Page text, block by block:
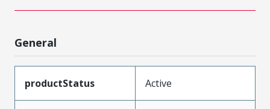
General
productStatus Active